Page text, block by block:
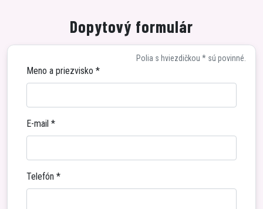
Dopytový formulár
Polia s hviezdičkou * sú povinné.
Meno a priezvisko *
E-mail *
Telefón *